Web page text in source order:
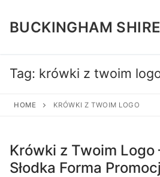
content
BUCKINGHAM
Search for:
Tag: krówki z twoim
HOME KRÓWKI Z TWOIM LOGO
Krówki z Twoim Logo
Słodka Forma